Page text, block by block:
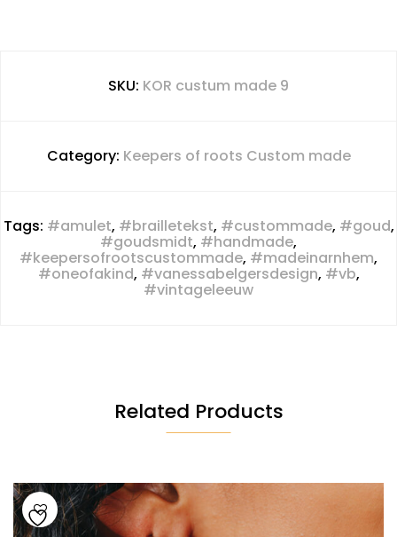
SKU: KOR custum made 9
Category: Keepers of roots Custom made
Tags: #amulet, #brailletekst, #custommade, #goud,
#goudsmidt, #handmade,
#keepersofrootscustommade, #madeinarnhem,
#oneofakind, #vanessabelgersdesign, #vb,
#vintageleeuw
Related Products